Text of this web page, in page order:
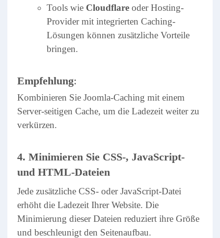
Tools wie Cloudflare oder Hosting-
Provider mit integrierten Caching-
Lösungen können zusätzliche Vorteile
bringen.
Empfehlung:
Kombinieren Sie Joomla-Caching mit einem
Server-seitigen Cache, um die Ladezeit weiter zu
verkürzen.
4. Minimieren Sie CSS-, JavaScript-
und HTML-Dateien
Jede zusätzliche CSS- oder JavaScript-Datei
erhöht die Ladezeit Ihrer Website. Die
Minimierung dieser Dateien reduziert ihre Größe
und beschleunigt den Seitenaufbau.